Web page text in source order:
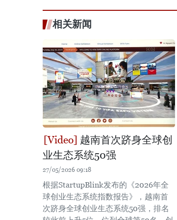
相关新闻
越南首次跻身全球创
业生态系统50强
27/05/2026 09:18
根据StartupBlink发布的《2026年全
球创业生态系统指数报告》，越南首
次跻身全球创业生态系统50强，排名